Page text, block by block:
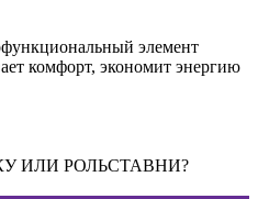
элемент
комфорт, экономит энергию
ИЛИ РОЛЬСТАВНИ?